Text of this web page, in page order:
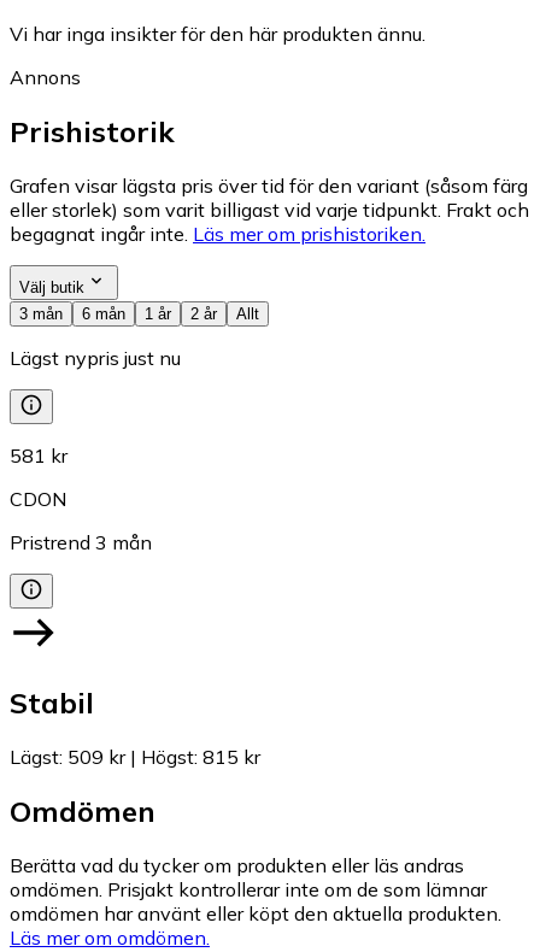
Vi har inga insikter för den här produkten ännu.
Annons
Prishistorik
Grafen visar lägsta pris över tid för den variant (såsom färg
eller storlek) som varit billigast vid varje tidpunkt. Frakt och
begagnat ingår inte. Läs mer om prishistoriken.
Välj butik
3 mån
6 mån 1 år 2 år Allt
Lägst nypris just nu
581 kr
CDON
Pristrend 3 mån
Stabil
Lägst: 509 kr| Högst: 815 kr
Omdömen
Berätta vad du tycker om produkten eller läs andras
omdömen. Prisjakt kontrollerar inte om de som lämnar
omdömen har använt eller köpt den aktuella produkten.
Läs mer om omdömen.